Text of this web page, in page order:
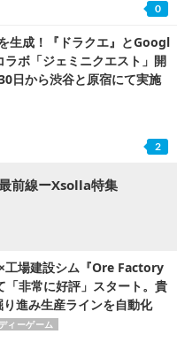
0
生成！『ドラクエ』とGoogl
ボ「ジェミニクエスト」開
日から渋谷と原宿にて実施
2
前線ーXsolla特集
工場建設シム『Ore Factory
非常に好評」スタート。貴
進み生産ラインを自動化
ィーゲーム